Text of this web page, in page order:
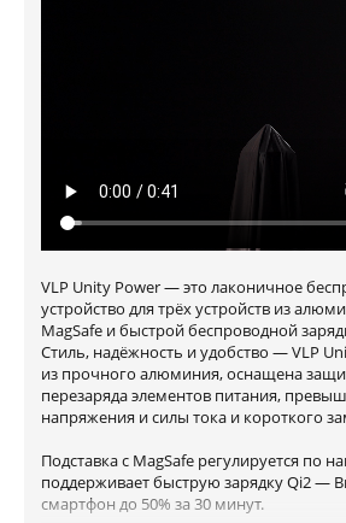
VLP Unity Power — это лаконичное
устройство для трёх устройств из
MagSafe и быстрой беспроводной
Стиль, надёжность и удобство — VLP
из прочного алюминия, оснащена
перезаряда элементов питания,
напряжения и силы тока и короткого
Подставка с MagSafe регулируется по
поддерживает быструю зарядку Qi2 —
смартфон до 50% за 30 минут.